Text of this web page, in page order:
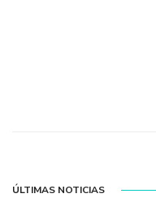
ÚLTIMAS NOTICIAS